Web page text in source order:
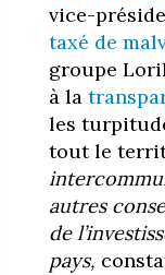
vice-
taxé de
groupe
à la
les
tout le
autres
de
pays,